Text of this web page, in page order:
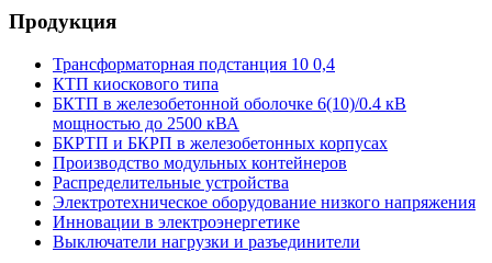
Продукция
Трансформаторная подстанция 10 0,4
КТП киоскового типа
БКТП в железобетонной оболочке 6(10)/0.4 кВ
мощностью до 2500 кВА
БКРТП и БКРП в железобетонных корпусах
Производство модульных контейнеров
Распределительные устройства
Электротехническое оборудование низкого напряжения
Инновации в электроэнергетике
Выключатели нагрузки и разъединители